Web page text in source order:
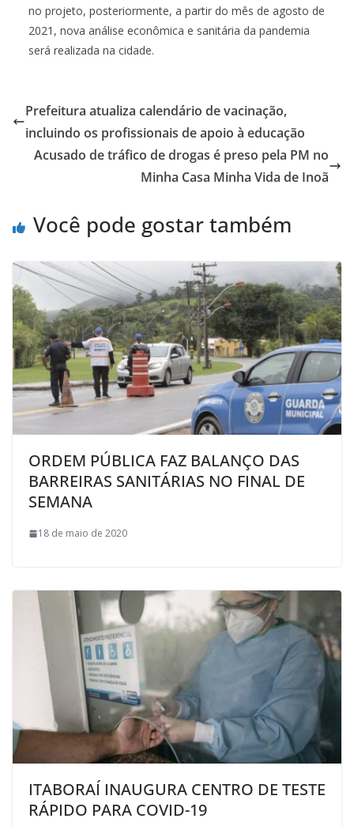
no projeto, posteriormente, a partir do mês de agosto de
2021, nova análise econômica e sanitária da pandemia
será realizada na cidade.
Prefeitura atualiza calendário de vacinação,
incluindo os profissionais de apoio à educação
Acusado de tráfico de drogas é preso pela PM no
Minha Casa Minha Vida de Inoã
Você pode gostar também
ORDEM PÚBLICA FAZ BALANÇO DAS
BARREIRAS SANITÁRIAS NO FINAL DE
SEMANA
18 de maio de 2020
ITABORAÍ INAUGURA CENTRO DE TESTE
RÁPIDO PARA COVID-19